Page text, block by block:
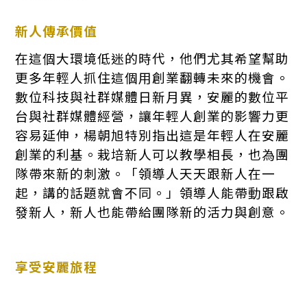
新人傳承價值
在這個大環境低迷的時代，他們尤其希望幫助
更多年輕人抓住這個用創業翻轉未來的機會。
數位科技與社群媒體日新月異，安麗的數位平
台與社群媒體經營，讓年輕人創業的影響力更
容易延伸，楊朝旭特別指出這是年輕人在安麗
創業的利基。栽培新人可以教學相長，也為團
隊帶來新的刺激。「領導人天天跟新人在一
起，講的話題就會不同。」領導人能帶動跟啟
發新人，新人也能帶給團隊新的活力與創意。
享受安麗旅程